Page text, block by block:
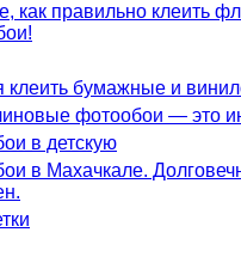
как правильно клеить
клеить бумажные и
фотообои — это
в детскую
в Махачкале.